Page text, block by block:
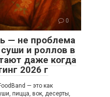
0
— не проблема
и роллов в
даже когда
2026 г
— это как
пицца, вок, десерты,